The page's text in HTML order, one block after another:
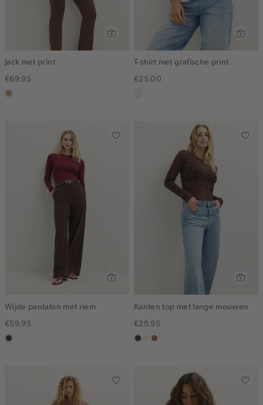
Jack met print
€69.95
camel
T-shirt met grafische print
€25.00
Wijde pantalon met riem
€59.95
choco
Kanten top met lange mouwen
€29.95
choco
ecruterracotta